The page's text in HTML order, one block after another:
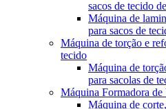
sacos de tecido
Máquina de
para sacos de
Máquina de torção e
tecido
Máquina de
para sacolas de
Máquina Formadora
Máquina de